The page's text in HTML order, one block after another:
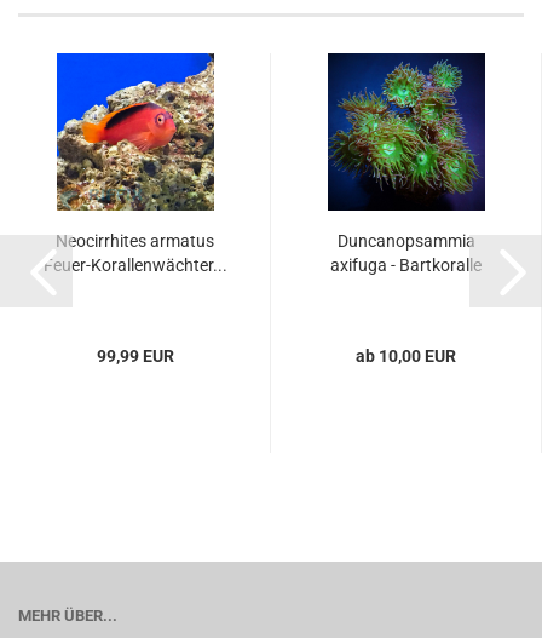
Neocirrhites armatus
Feuer-Korallenwächter...
99,99 EUR
Duncanopsammia
axifuga - Bartkoralle
ab 10,00 EUR
MEHR ÜBER...